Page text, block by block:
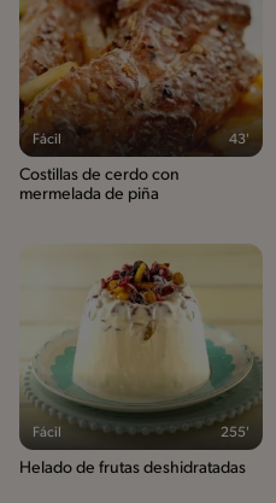
Fácil 43'
Costillas de cerdo con
mermelada de piña
Fácil 255'
Helado de frutas deshidratadas